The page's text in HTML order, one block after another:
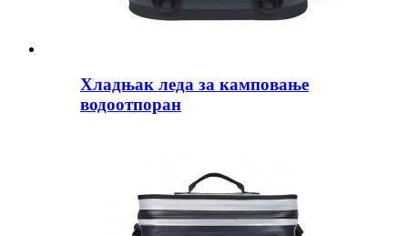
Хладњак леда за камповање
водоотпоран